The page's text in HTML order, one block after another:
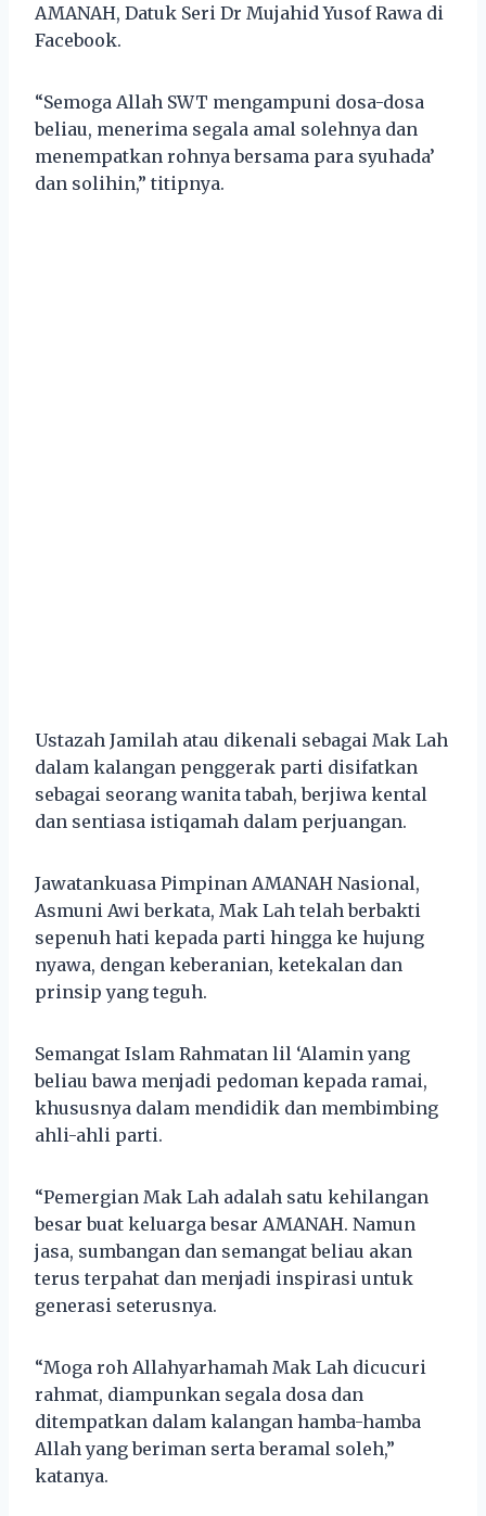
AMANAH, Datuk Seri Dr Mujahid Yusof Rawa di
Facebook.
“Semoga Allah SWT mengampuni dosa-dosa
beliau, menerima segala amal solehnya dan
menempatkan rohnya bersama para syuhada’
dan solihin,” titipnya.
Ustazah Jamilah atau dikenali sebagai Mak Lah
dalam kalangan penggerak parti disifatkan
sebagai seorang wanita tabah, berjiwa kental
dan sentiasa istiqamah dalam perjuangan.
Jawatankuasa Pimpinan AMANAH Nasional,
Asmuni Awi berkata, Mak Lah telah berbakti
sepenuh hati kepada parti hingga ke hujung
nyawa, dengan keberanian, ketekalan dan
prinsip yang teguh.
Semangat Islam Rahmatan lil ‘Alamin yang
beliau bawa menjadi pedoman kepada ramai,
khususnya dalam mendidik dan membimbing
ahli-ahli parti.
“Pemergian Mak Lah adalah satu kehilangan
besar buat keluarga besar AMANAH. Namun
jasa, sumbangan dan semangat beliau akan
terus terpahat dan menjadi inspirasi untuk
generasi seterusnya.
“Moga roh Allahyarhamah Mak Lah dicucuri
rahmat, diampunkan segala dosa dan
ditempatkan dalam kalangan hamba-hamba
Allah yang beriman serta beramal soleh,”
katanya.